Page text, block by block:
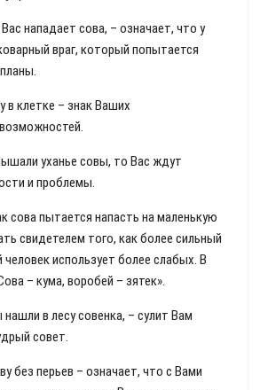
нападает сова, – означает, что у
враг, который попытается
в клетке – знак Ваших
уханье совы, то Вас ждут
и проблемы.
сова пытается напасть на маленькую
свидетелем того, как более сильный
использует более слабых. В
– кума, воробей – зятек».
в лесу совенка, – сулит Вам
совет.
без перьев – означает, что с Вами